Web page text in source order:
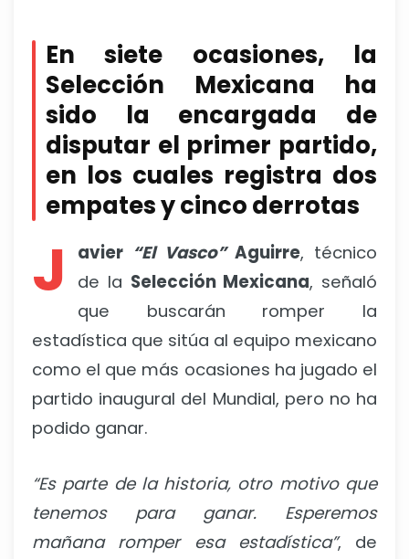
En siete ocasiones, la
Selección Mexicana ha
sido la encargada de
disputar el primer partido,
en los cuales registra dos
empates y cinco derrotas
J avier “El Vasco”Aguirre, técnico
de la Selección Mexicana, señaló
que buscarán romper la
estadística que sitúa al equipo mexicano
como el que más ocasiones ha jugado el
partido inaugural del Mundial, pero no ha
podido ganar.
“Es parte de la historia, otro motivo que
tenemos para ganar. Esperemos
mañana romper esa estadística”, de